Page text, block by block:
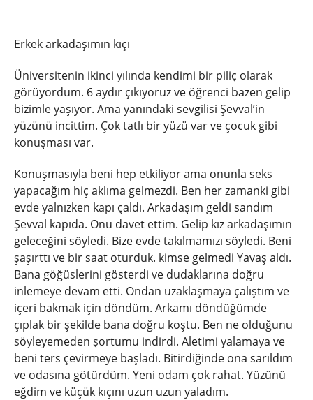
Erkek arkadaşımın kıçı
Üniversitenin ikinci yılında kendimi bir piliç olarak
görüyordum. 6 aydır çıkıyoruz ve öğrenci bazen gelip
bizimle yaşıyor. Ama yanındaki sevgilisi Şevval’in
yüzünü incittim. Çok tatlı bir yüzü var ve çocuk gibi
konuşması var.
Konuşmasıyla beni hep etkiliyor ama onunla seks
yapacağım hiç aklıma gelmezdi. Ben her zamanki gibi
evde yalnızken kapı çaldı. Arkadaşım geldi sandım
Şevval kapıda. Onu davet ettim. Gelip kız arkadaşımın
geleceğini söyledi. Bize evde takılmamızı söyledi. Beni
şaşırttı ve bir saat oturduk. kimse gelmedi Yavaş aldı.
Bana göğüslerini gösterdi ve dudaklarına doğru
inlemeye devam etti. Ondan uzaklaşmaya çalıştım ve
içeri bakmak için döndüm. Arkamı döndüğümde
çıplak bir şekilde bana doğru koştu. Ben ne olduğunu
söyleyemeden şortumu indirdi. Aletimi yalamaya ve
beni ters çevirmeye başladı. Bitirdiğinde ona sarıldım
ve odasına götürdüm. Yeni odam çok rahat. Yüzünü
eğdim ve küçük kıçını uzun uzun yaladım.